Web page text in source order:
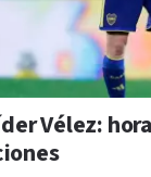
Vélez: